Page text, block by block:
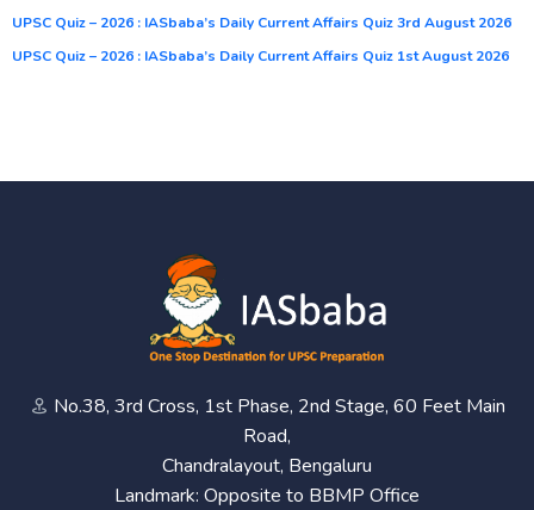
UPSC Quiz – 2026 : IASbaba’s Daily Current Affairs Quiz 3rd August 2026
UPSC Quiz – 2026 : IASbaba’s Daily Current Affairs Quiz 1st August 2026
No.38, 3rd Cross, 1st Phase, 2nd Stage, 60 Feet Main
Road,
Chandralayout, Bengaluru
Landmark: Opposite to BBMP Office